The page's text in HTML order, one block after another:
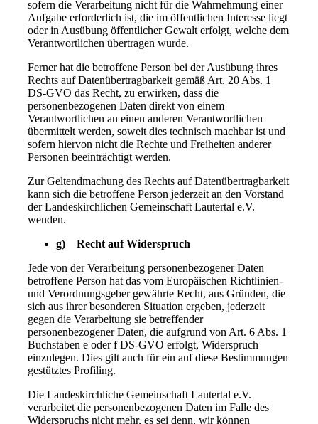
sofern die Verarbeitung nicht für die Wahrnehmung einer
Aufgabe erforderlich ist, die im öffentlichen Interesse liegt
oder in Ausübung öffentlicher Gewalt erfolgt, welche dem
Verantwortlichen übertragen wurde.
Ferner hat die betroffene Person bei der Ausübung ihres
Rechts auf Datenübertragbarkeit gemäß Art. 20 Abs. 1
DS-GVO das Recht, zu erwirken, dass die
personenbezogenen Daten direkt von einem
Verantwortlichen an einen anderen Verantwortlichen
übermittelt werden, soweit dies technisch machbar ist und
sofern hiervon nicht die Rechte und Freiheiten anderer
Personen beeinträchtigt werden.
Zur Geltendmachung des Rechts auf Datenübertragbarkeit
kann sich die betroffene Person jederzeit an den Vorstand
der Landeskirchlichen Gemeinschaft Lautertal e.V.
wenden.
g) Recht auf Widerspruch
Jede von der Verarbeitung personenbezogener Daten
betroffene Person hat das vom Europäischen Richtlinien-
und Verordnungsgeber gewährte Recht, aus Gründen, die
sich aus ihrer besonderen Situation ergeben, jederzeit
gegen die Verarbeitung sie betreffender
personenbezogener Daten, die aufgrund von Art. 6 Abs. 1
Buchstaben e oder f DS-GVO erfolgt, Widerspruch
einzulegen. Dies gilt auch für ein auf diese Bestimmungen
gestütztes Profiling.
Die Landeskirchliche Gemeinschaft Lautertal e.V.
verarbeitet die personenbezogenen Daten im Falle des
Widerspruchs nicht mehr, es sei denn, wir können